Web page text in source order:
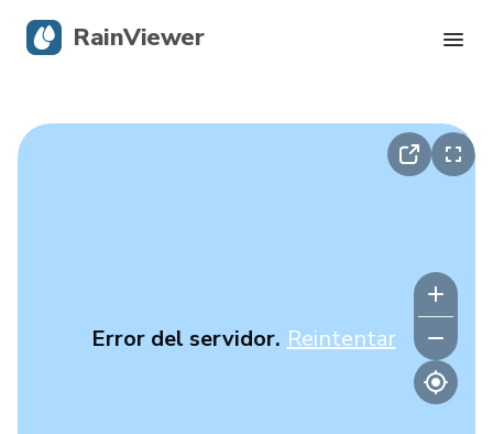
Error del servidor. Reintentar
RainViewer